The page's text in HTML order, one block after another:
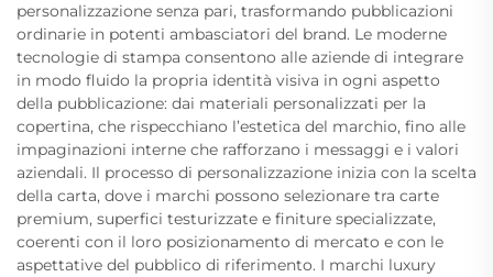
personalizzazione senza pari, trasformando pubblicazioni
ordinarie in potenti ambasciatori del brand. Le moderne
tecnologie di stampa consentono alle aziende di integrare
in modo fluido la propria identità visiva in ogni aspetto
della pubblicazione: dai materiali personalizzati per la
copertina, che rispecchiano l’estetica del marchio, fino alle
impaginazioni interne che rafforzano i messaggi e i valori
aziendali. Il processo di personalizzazione inizia con la scelta
della carta, dove i marchi possono selezionare tra carte
premium, superfici testurizzate e finiture specializzate,
coerenti con il loro posizionamento di mercato e con le
aspettative del pubblico di riferimento. I marchi luxury